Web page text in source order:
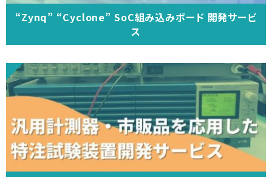
“Zynq” “Cyclone” SoC組み込みボード 開発サービ
ス